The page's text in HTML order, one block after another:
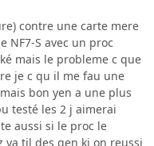
contre une carte mere
NF7-S avec un proc
mais le probleme c que
je c qu il me fau une
bon yen a une plus
testé les 2 j aimerai
aussi si le proc le
ya til des gen ki on reussi